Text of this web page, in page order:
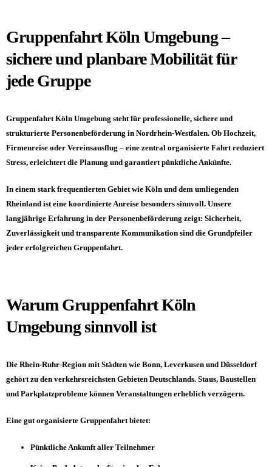
Gruppenfahrt Köln Umgebung –
sichere und planbare Mobilität für
jede Gruppe
Gruppenfahrt Köln Umgebung steht für professionelle, sichere und
strukturierte Personenbeförderung in Nordrhein-Westfalen. Ob Hochzeit,
Firmenreise oder Vereinsausflug – eine zentral organisierte Fahrt reduziert
Stress, erleichtert die Planung und garantiert pünktliche Ankünfte.
In einem stark frequentierten Gebiet wie Köln und dem umliegenden
Rheinland ist eine koordinierte Anreise besonders sinnvoll. Unsere
langjährige Erfahrung in der Personenbeförderung zeigt: Sicherheit,
Zuverlässigkeit und transparente Kommunikation sind die Grundpfeiler
jeder erfolgreichen Gruppenfahrt.
Warum Gruppenfahrt Köln
Umgebung sinnvoll ist
Die Rhein-Ruhr-Region mit Städten wie Bonn, Leverkusen und Düsseldorf
gehört zu den verkehrsreichsten Gebieten Deutschlands. Staus, Baustellen
und Parkplatzprobleme können Veranstaltungen erheblich verzögern.
Eine gut organisierte Gruppenfahrt bietet:
Pünktliche Ankunft aller Teilnehmer